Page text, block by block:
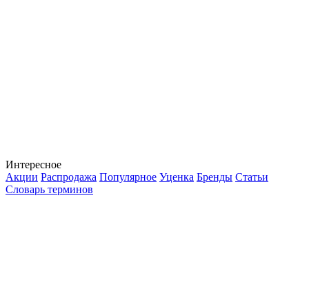
Интересное
Акции Распродажа Популярное Уценка Бренды Статьи
Словарь терминов